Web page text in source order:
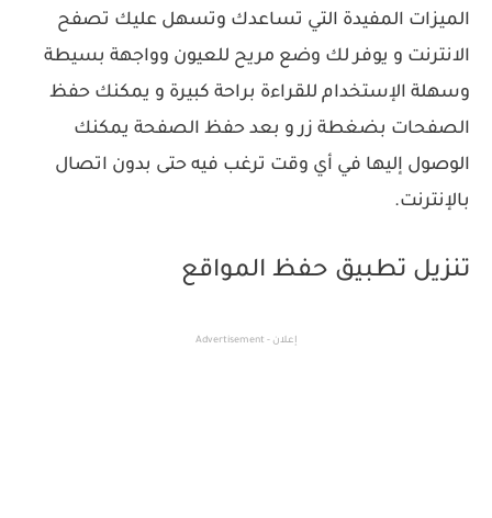
الميزات المفيدة التي تساعدك وتسهل عليك تصفح
الانترنت و يوفر لك وضع مريح للعيون وواجهة بسيطة
وسهلة الإستخدام للقراءة براحة كبيرة و يمكنك حفظ
الصفحات بضغطة زر و بعد حفظ الصفحة يمكنك
الوصول إليها في أي وقت ترغب فيه حتى بدون اتصال
بالإنترنت.
تنزيل تطبيق حفظ المواقع
إعلان - Advertisement